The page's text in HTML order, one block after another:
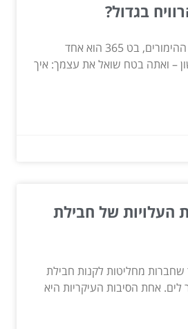
בגדול?
כשמדברים על עולם ההימורים, בט 365 הוא אחד
– ואתה בטח שואל את עצמך: איך
העלויות של חבילת
שחברות מחליטות לקנות חבילת
אחת הסיבות העיקריות היא